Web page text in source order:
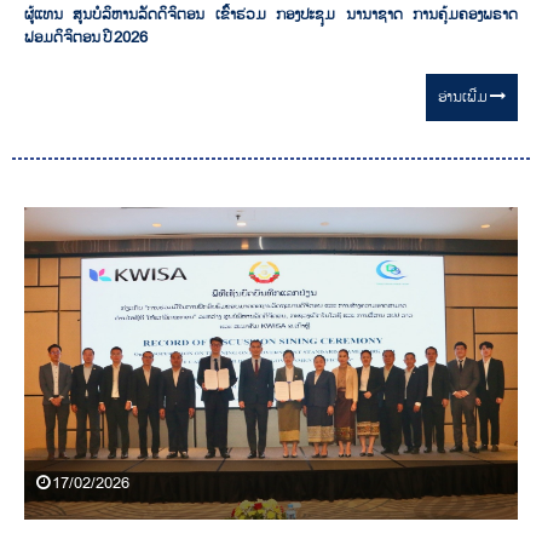
ຜູ້ແທນ ສູນບໍລິຫານລັດດິຈິຕອນ ເຂົ້າຮ່ວມ ກອງປະຊຸມ ນານາຊາດ ການຄຸ້ມຄອງພຣາດ
ຟອມດິຈິຕອນ ປີ 2026
ອ່ານ​ເພີ່ມ
17/02/2026